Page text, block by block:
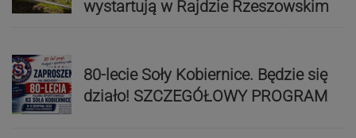
wystartują w Rajdzie Rzeszowskim
80-lecie Soły Kobiernice. Będzie się
działo! SZCZEGÓŁOWY PROGRAM